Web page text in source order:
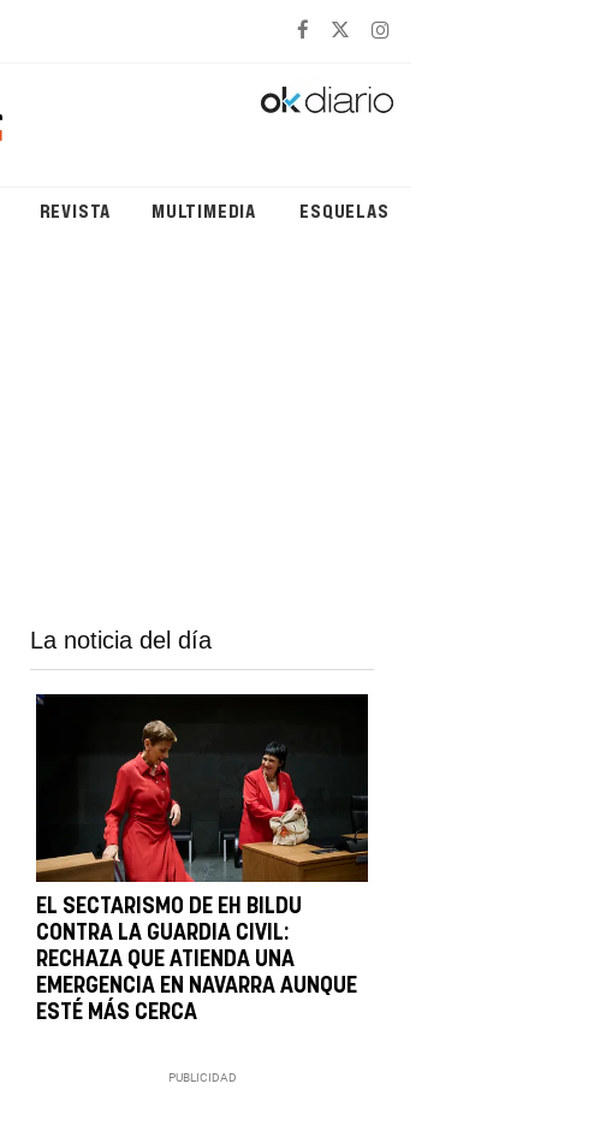
REVISTA MULTIMEDIA ESQUELAS
La noticia del día
EL SECTARISMO DE EH BILDU
CONTRA LA GUARDIA CIVIL:
RECHAZA QUE ATIENDA UNA
EMERGENCIA EN NAVARRA AUNQUE
ESTÉ MÁS CERCA